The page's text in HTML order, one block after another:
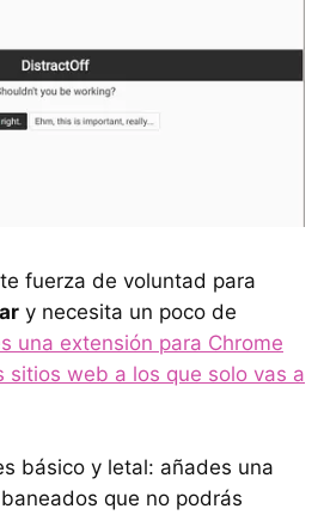
fuerza de voluntad para
y necesita un poco de
una extensión para Chrome
sitios web a los que solo vas a
básico y letal: añades una
que no podrás